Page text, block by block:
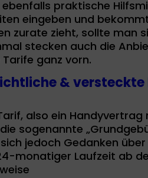
praktische
eingeben und
zurate zieht, sollte man
stecken auch die
ganz vorn.
& versteckte
also ein
sogenannte
jedoch Gedanken
monatiger Laufzeit ab